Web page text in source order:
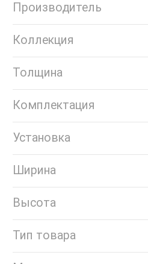
Производитель
Коллекция
Толщина
Комплектация
Установка
Ширина
Высота
Тип товара